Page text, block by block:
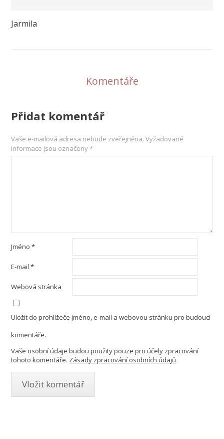
Jarmila
Komentáře
Přidat komentář
Vaše e-mailová adresa nebude zveřejněna. Vyžadované
informace jsou označeny*
Jméno*
E-mail*
Webová stránka
Uložit do prohlížeče jméno, e-mail a webovou stránku pro budoucí
komentáře.
Vaše osobní údaje budou použity pouze pro účely zpracování
tohoto komentáře. Zásady zpracování osobních údajů